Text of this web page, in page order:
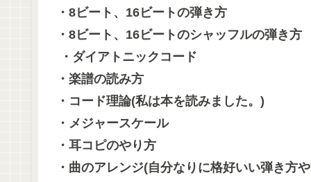
・8ビート、16ビートの弾き方
・8ビート、16ビートのシャッフルの弾き方
・ダイアトニックコード
・楽譜の読み方
・コード理論(私は本を読みました。)
・メジャースケール
・耳コピのやり方
・曲のアレンジ(自分なりに格好いい弾き方